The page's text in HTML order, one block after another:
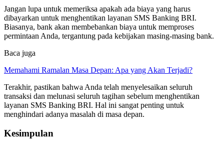
Jangan lupa untuk memeriksa apakah ada biaya yang harus
dibayarkan untuk menghentikan layanan SMS Banking BRI.
Biasanya, bank akan membebankan biaya untuk memproses
permintaan Anda, tergantung pada kebijakan masing-masing bank.
Baca juga
Memahami Ramalan Masa Depan: Apa yang Akan Terjadi?
Terakhir, pastikan bahwa Anda telah menyelesaikan seluruh
transaksi dan melunasi seluruh tagihan sebelum menghentikan
layanan SMS Banking BRI. Hal ini sangat penting untuk
menghindari adanya masalah di masa depan.
Kesimpulan